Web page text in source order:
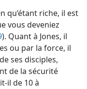
qu’étant riche, il est
vous deveniez
). Quant à Jones, il
ou par la force, il
ses disciples,
de la sécurité
​il de 10 à